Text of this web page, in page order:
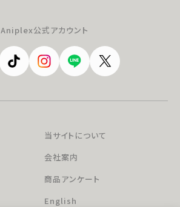
Aniplex公式アカウント
当サイトについて
会社案内
商品アンケート
English